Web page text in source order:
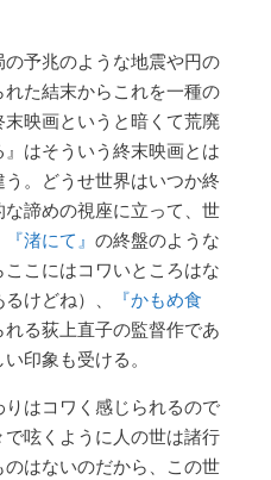
予兆のような地震や円の
た結末からこれを一種の
映画というと暗くて荒廃
はそういう終末映画とは
。どうせ世界はいつか終
諦めの視座に立って、世
『渚にて』 の終盤のような
こにはコワいところはな
けどね）、
『かもめ食
る荻上直子の監督作であ
印象も受ける。
はコワく感じられるので
呟くように人の世は諸行
はないのだから、この世